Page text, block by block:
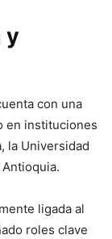
y
con una
en instituciones
la Universidad
ligada al
roles clave